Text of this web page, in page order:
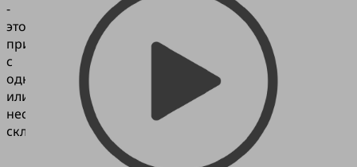
-
это
присоски
с
одной
или
несколькими
cкладками.